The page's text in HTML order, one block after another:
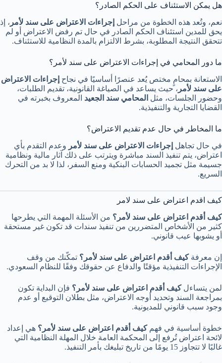
هل يمكن الاستئناف على الحكم الصادر؟
نعم، وتُعد هذه الخطوة من مراحل إجراءات الاعتراض على سند لأمر ، إذ
يحق للمدين استئناف الحكم الصادر في حال تم رفض الاعتراض أو لم
تتحقق النتيجة المطلوبة، بشرط الالتزام بالمدة النظامية للاستئناف.
ما دور المحامي في إجراءات الاعتراض على سند لأمر؟
الاستعانة بمحامٍ مختص يُعد عنصرًا أساسيًا في نجاح إجراءات الاعتراض
على سند لأمر ، حيث يساعد في الصياغة القانونية، تقديم الطلبات،
وحضور الجلسات، مثل المحامي سند الجعيد المعروف بخبرته في
القضايا التجارية والتنفيذية.
ما المخاطر في حال عدم تقديم الاعتراض؟
في حال تجاهل إجراءات الاعتراض على سند لأمر وعدم التقدم بأي
اعتراض، يتم تنفيذ السند مباشرة ويترتب على ذلك آثار مالية ونظامية
جسيمة مثل تجميد الحسابات البنكية ومنع السفر، لذا لا بد من التحرك
السريع.
كيف اقدم اعتراض على سند لامر
كيف أقدم اعتراض على سند لأمر؟ من الأسئلة المهمة التي يطرحها
كثير من الأشخاص المتضررين من تنفيذ سندات قد تكون غير مستحقة
أو يشوبها عيب قانوني.
إن معرفةكيف أقدم اعتراض على سند لأمر؟ تمكّنك من وقف
الإجراءات التنفيذية مؤقتًا والدفاع عن حقوقك وفقًا للنظام السعودي.
لمن يتساءلكيف أقدم اعتراض على سند لأمر؟ فإن البداية تكون
بمراجعة السند وتحديد أوجه الاعتراض، مثل بطلان التوقيع أو عدم
وجود سبب قانوني للمديونية.
خطوة أساسية في فهمكيف أقدم اعتراض على سند لأمر؟ هي إعداد
لائحة اعتراض تُرفع إلى المحكمة العامة خلال المهلة النظامية التي
غالبًا لا تتجاوز 15 يومًا من تاريخ تبليغك بأمر التنفيذ.